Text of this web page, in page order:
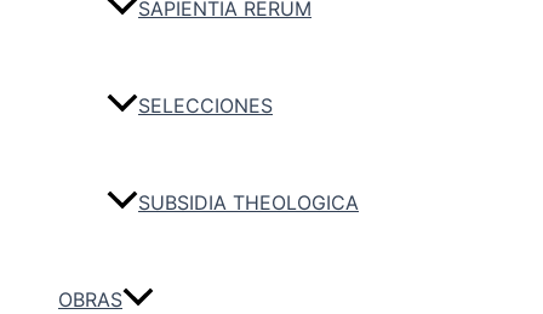
SAPIENTIA RERUM
SELECCIONES
SUBSIDIA THEOLOGICA
OBRAS